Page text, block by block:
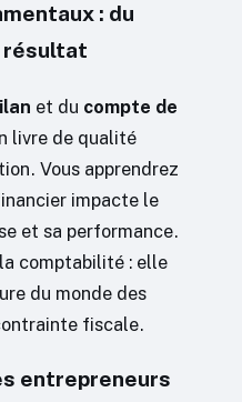
: du
résultat
et du compte de
livre de qualité
Vous apprendrez
impacte le
et sa performance.
comptabilité : elle
du monde des
fiscale.
entrepreneurs